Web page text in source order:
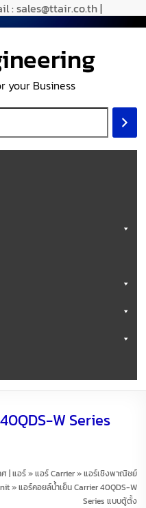
: sales@ttair.co.th |
your Business
W Series
| แอร์»แอร์ Carrier»แอร์เชิงพาณิชย์
»แอร์คอยล์น้ำเย็น Carrier 40QDS-W
Series แบบตู้ตั้ง